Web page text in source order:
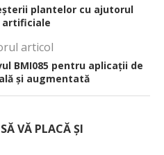
plantelor cu ajutorul
artificiale
articol
BMI085 pentru aplicații de
și augmentată
VĂ PLACĂ ȘI